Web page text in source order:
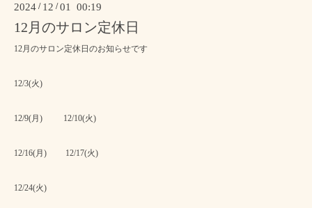
2024 / 12 /01 00:19
12月のサロン定休日
12月のサロン定休日のお知らせです
12/3(火)
12/9(月) 12/10(火)
12/16(月) 12/17(火)
12/24(火)